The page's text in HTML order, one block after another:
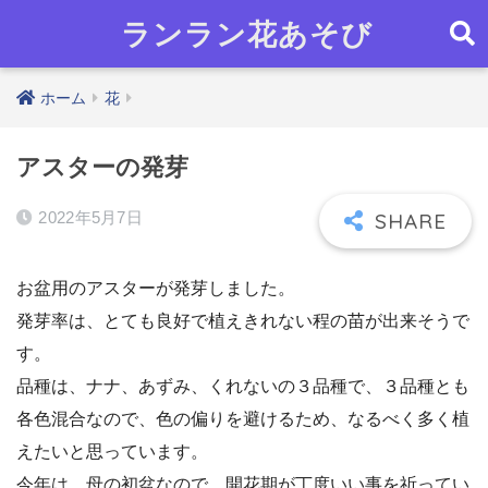
ランラン花あそび
ホーム 花
アスターの発芽
2022年5月7日
お盆用のアスターが発芽しました。
発芽率は、とても良好で植えきれない程の苗が出来そうで
す。
品種は、ナナ、あずみ、くれないの３品種で、３品種とも
各色混合なので、色の偏りを避けるため、なるべく多く植
えたいと思っています。
今年は、母の初盆なので、開花期が丁度いい事を祈ってい